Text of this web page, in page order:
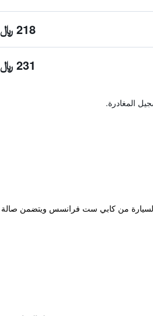
218 ﷼
231 ﷼
المغادرة.
من كابي ست فرانسس ويتضمن صالة